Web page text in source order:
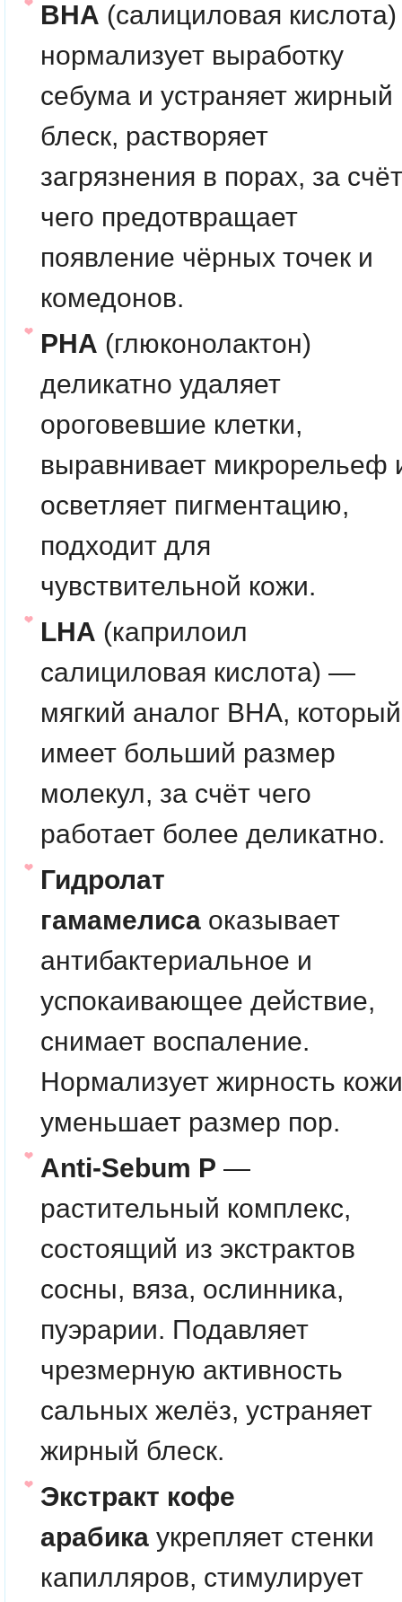
BHA (салициловая кислота)
нормализует выработку
себума и устраняет жирный
блеск, растворяет
загрязнения в порах, за счёт
чего предотвращает
появление чёрных точек и
комедонов.
PHA (глюконолактон)
деликатно удаляет
ороговевшие клетки,
выравнивает микрорельеф
осветляет пигментацию,
подходит для
чувствительной кожи.
LHA (каприлоил
салициловая кислота) —
мягкий аналог BHA, который
имеет больший размер
молекул, за счёт чего
работает более деликатно.
Гидролат
гамамелиса оказывает
антибактериальное и
успокаивающее действие,
снимает воспаление.
Нормализует жирность
уменьшает размер пор.
Anti-Sebum P —
растительный комплекс,
состоящий из экстрактов
сосны, вяза, ослинника,
пуэрарии. Подавляет
чрезмерную активность
сальных желёз, устраняет
жирный блеск.
Экстракт кофе
арабика укрепляет стенки
капилляров, стимулирует